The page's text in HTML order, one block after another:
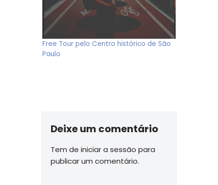
Free Tour pelo Centro histórico de São
Paulo
Deixe um comentário
Tem de iniciar a sessão para
publicar um comentário.